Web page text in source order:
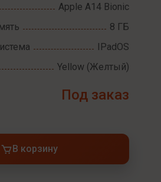
Apple A14 Bionic
8 ГБ
IPadOS
Yellow (Желтый)
Под заказ
В корзину